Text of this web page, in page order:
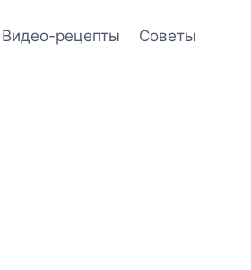
Видео-рецепты Советы